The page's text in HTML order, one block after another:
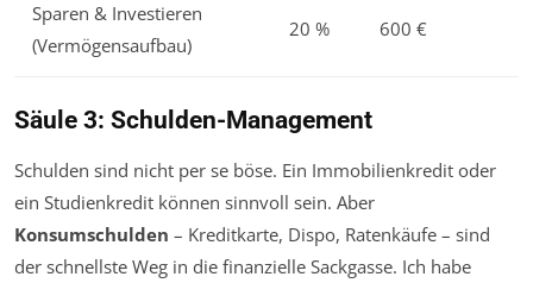
Sparen & Investieren
(Vermögensaufbau)
20 % 600 €
Säule 3: Schulden-Management
Schulden sind nicht per se böse. Ein Immobilienkredit oder
ein Studienkredit können sinnvoll sein. Aber
Konsumschulden – Kreditkarte, Dispo, Ratenkäufe – sind
der schnellste Weg in die finanzielle Sackgasse. Ich habe